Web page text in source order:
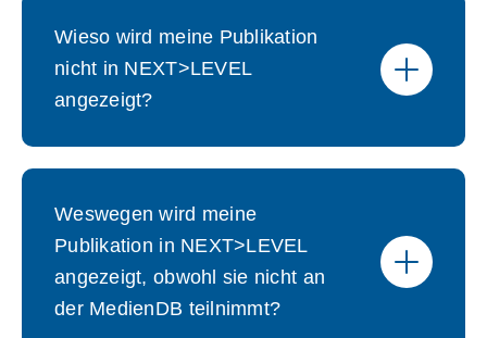
Wieso wird meine Publikation
nicht in NEXT>LEVEL
angezeigt?
Weswegen wird meine
Publikation in NEXT>LEVEL
angezeigt, obwohl sie nicht an
der MedienDB teilnimmt?